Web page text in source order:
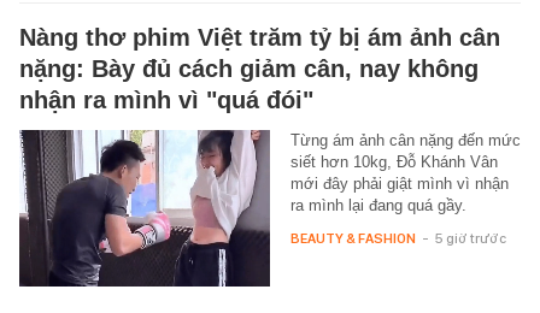
Nàng thơ phim Việt trăm tỷ bị ám ảnh cân
nặng: Bày đủ cách giảm cân, nay không
nhận ra mình vì "quá đói"
Từng ám ảnh cân nặng đến mức
siết hơn 10kg, Đỗ Khánh Vân
mới đây phải giật mình vì nhận
ra mình lại đang quá gầy.
BEAUTY & FASHION - 5 giờ trước